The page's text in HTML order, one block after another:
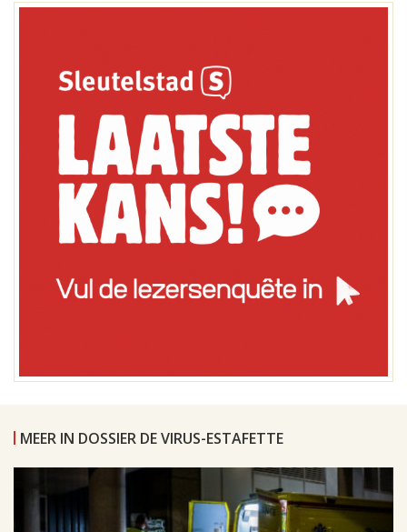
MEER IN DOSSIER DE VIRUS-ESTAFETTE